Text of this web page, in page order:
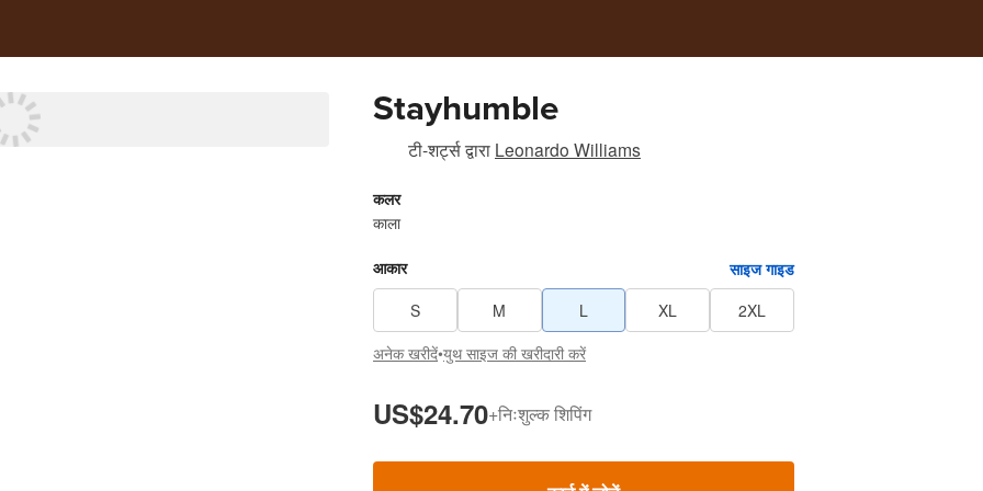
Stayhumble
टी-शर्ट्सद्वारा Leonardo Williams
कलर
काला
आकार
साइज गाइड
S
M L XL
2XL
अनेक खरीदें•युथ साइज की खरीदारी करें
US$24.70+निःशुल्क शिपिंग